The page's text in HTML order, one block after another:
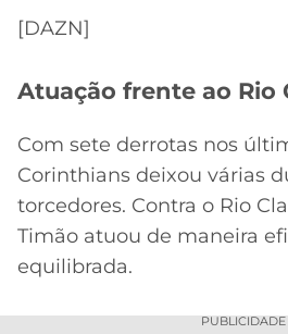
[DAZN]
Atuação frente ao Rio
Com sete derrotas nos
Corinthians deixou várias
torcedores. Contra o Rio
Timão atuou de maneira
equilibrada.
PUBLICIDADE